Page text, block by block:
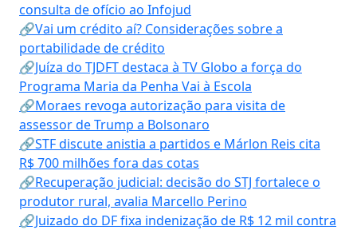
consulta de ofício ao Infojud
🔗Vai um crédito aí? Considerações sobre a
portabilidade de crédito
🔗Juíza do TJDFT destaca à TV Globo a força do
Programa Maria da Penha Vai à Escola
🔗Moraes revoga autorização para visita de
assessor de Trump a Bolsonaro
🔗STF discute anistia a partidos e Márlon Reis cita
R$ 700 milhões fora das cotas
🔗Recuperação judicial: decisão do STJ fortalece o
produtor rural, avalia Marcello Perino
🔗Juizado do DF fixa indenização de R$ 12 mil contra